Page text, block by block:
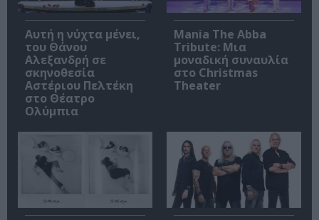
Αυτή η νύχτα μένει,
του Θάνου
Αλεξανδρή σε
σκηνοθεσία
Αστέριου Πελτέκη
στο Θέατρο
Ολύμπια
Mania The Abba
Tribute: Μια
μοναδική συναυλία
στο Christmas
Theater